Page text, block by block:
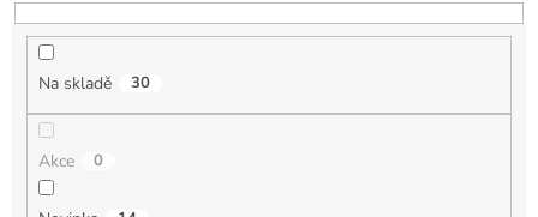
u
Na skladě 30
Akce 0